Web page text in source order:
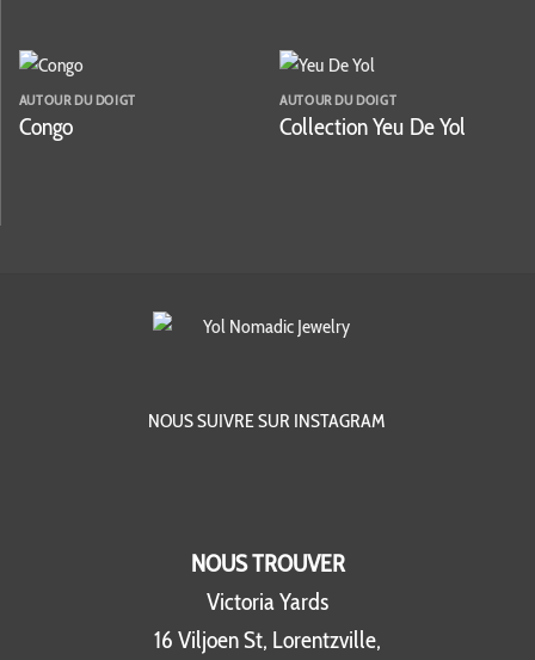
AUTOUR DU DOIGT
Congo
AUTOUR DU DOIGT
Collection Yeu De Yol
NOUS SUIVRE SUR INSTAGRAM
NOUS TROUVER
Victoria Yards
16 Viljoen St, Lorentzville,